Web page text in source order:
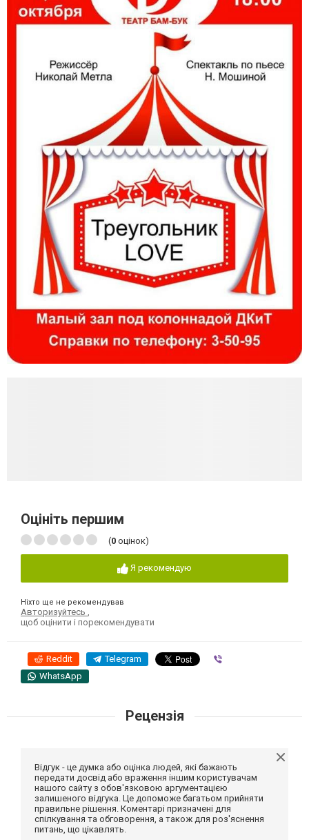
Оцініть першим
(0 оцінок)
Я рекомендую
Ніхто ще не рекомендував
Авторизуйтесь
щоб оцінити і порекомендувати
Reddit Telegram
WhatsApp
Рецензія
Відгук - це думка або оцінка людей, які бажають
передати досвід або враження іншим користувачам
нашого сайту з обов'язковою аргументацією
залишеного відгука. Це допоможе багатьом прийняти
правильне рішення. Коментарі призначені для
спілкування та обговорення, а також для роз'яснення
питань, що цікавлять.